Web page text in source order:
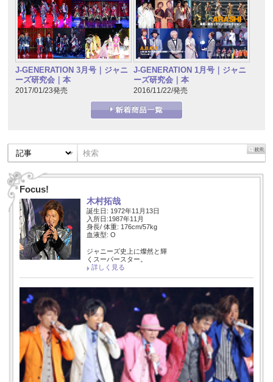
J-GENERATION 3月号｜ジャニ
ーズ研究会｜本
2017/01/23発売
J-GENERATION 1月号｜ジャニ
ーズ研究会｜本
2016/11/22/発売
Focus!
木村拓哉
誕生日: 1972年11月13日
入所日:1987年11月
身長/ 体重: 176cm/57kg
血液型: O
ジャニーズ史上に燦然と輝
くスーパースター。
詳しく見る